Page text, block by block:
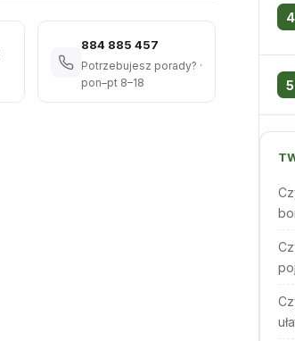
884 885 457
Potrzebujesz porady? ·
pon–pt 8–18